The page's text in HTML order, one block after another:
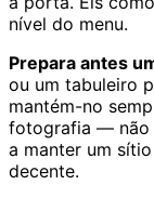
nível do menu.
Prepara antes
ou um tabuleiro
mantém-no
fotografia — não
a manter um
decente.